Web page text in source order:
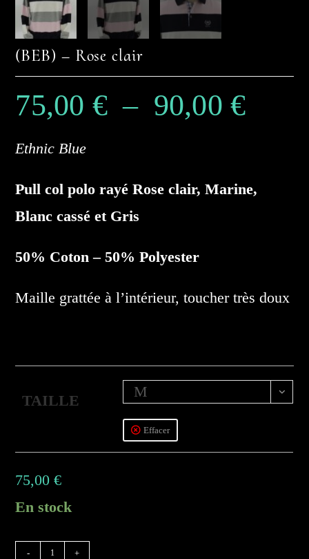
(BEB) – Rose clair
75,00 € – 90,00€prix :
Ethnic Blue
Pull col polo rayé Rose clair, Marine,
Blanc cassé et Gris
50% Coton – 50% Polyester
Maille grattée à l’intérieur, toucher très doux
TAILLE
M
Effacer
75,00€
En stock
- +